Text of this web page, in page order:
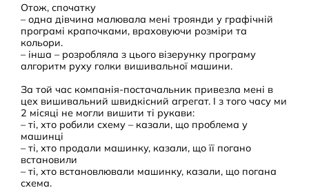
Отож, спочатку
– одна дівчина малювала мені троянди у графічній
програмі крапочками, враховуючи розміри та
кольори.
– інша – розробляла з цього візерунку програму
алгоритм руху голки вишивальної машини.
За той час компанія-постачальник привезла мені в
цех вишивальний швидкісний агрегат. І з того часу ми
2 місяці не могли вишити ті рукави:
– ті, хто робили схему – казали, що проблема у
машинці
– ті, хто продали машинку, казали, що її погано
встановили
– ті, хто встановлювали машинку, казали, що погана
схема.